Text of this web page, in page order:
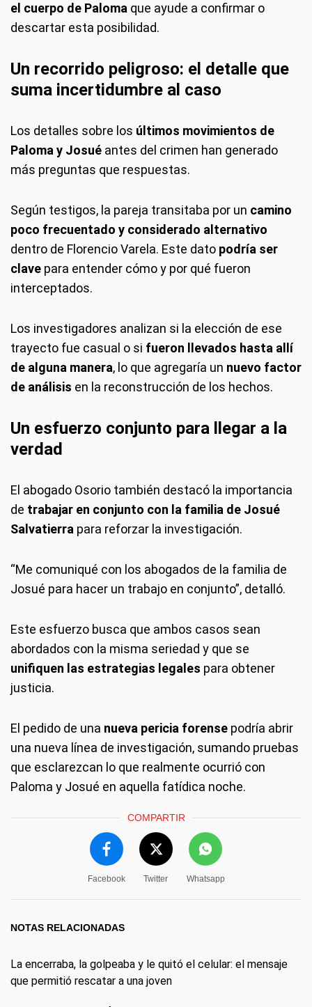
el cuerpo de Paloma que ayude a confirmar o
descartar esta posibilidad.
Un recorrido peligroso: el detalle que
suma incertidumbre al caso
Los detalles sobre los últimos movimientos de
Paloma y Josué antes del crimen han generado
más preguntas que respuestas.
Según testigos, la pareja transitaba por un camino
poco frecuentado y considerado alternativo
dentro de Florencio Varela. Este dato podría ser
clave para entender cómo y por qué fueron
interceptados.
Los investigadores analizan si la elección de ese
trayecto fue casual o si fueron llevados hasta allí
de alguna manera, lo que agregaría un nuevo factor
de análisis en la reconstrucción de los hechos.
Un esfuerzo conjunto para llegar a la
verdad
El abogado Osorio también destacó la importancia
de trabajar en conjunto con la familia de Josué
Salvatierra para reforzar la investigación.
“Me comuniqué con los abogados de la familia de
Josué para hacer un trabajo en conjunto”, detalló.
Este esfuerzo busca que ambos casos sean
abordados con la misma seriedad y que se
unifiquen las estrategias legales para obtener
justicia.
El pedido de una nueva pericia forense podría abrir
una nueva línea de investigación, sumando pruebas
que esclarezcan lo que realmente ocurrió con
Paloma y Josué en aquella fatídica noche.
COMPARTIR
Facebook Twitter Whatsapp
NOTAS RELACIONADAS
La encerraba, la golpeaba y le quitó el celular: el mensaje
que permitió rescatar a una joven